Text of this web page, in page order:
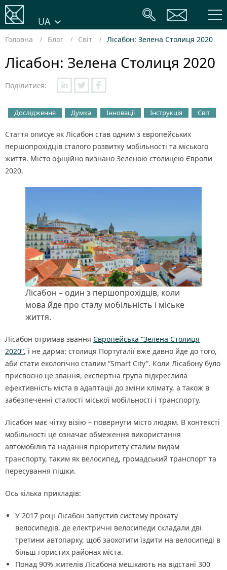
UA
Головна Блог Світ Лісабон: Зелена Столиця 2020
Лісабон: Зелена Столиця 2020
Поділитися:
Дослідження Думка Інновації Інструкція Світ
Стаття описує як Лісабон став одним з європейських
першопрохідців сталого розвитку мобільності та міського
життя. Місто офіційно визнано Зеленою столицею Європи
2020.
Лісабон – один з першопрохідців, коли
мова йде про сталу мобільність і міське
життя.
Лісабон отримав звання Європейська “Зелена Столиця
2020”, і не дарма: столиця Португалії вже давно йде до того,
аби стати екологічно сталим “Smart City”. Коли Лісабону було
присвоєно це звання, експертна група підкреслила
ефективність міста в адаптації до зміни клімату, а також в
забезпеченні сталості міської мобільності і транспорту.
Лісабон має чітку візію – повернути місто людям. В контексті
мобільності це означає обмеження використання
автомобілів та надання пріоритету сталим видам
транспорту, таким як велосипед, громадський транспорт та
пересування пішки.
Ось кілька прикладів:
У 2017 році Лісабон запустив систему прокату
велосипедів, де електричні велосипеди складали дві
третини автопарку, щоб заохотити їздити на велосипеді в
більш гористих районах міста.
Понад 90% жителів Лісабона мешкають на відстані 300